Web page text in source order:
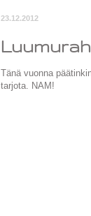
23.12.2012
Tänä vuonna
tarjota. NAM!